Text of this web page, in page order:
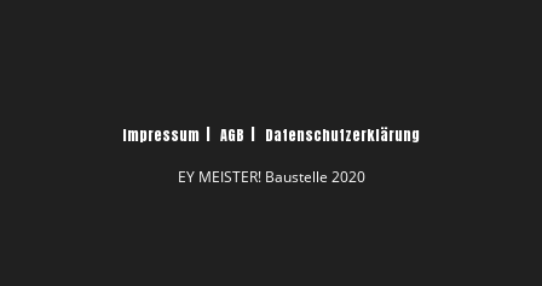
Impressum AGB Datenschutzerklärung
EY MEISTER! Baustelle 2020